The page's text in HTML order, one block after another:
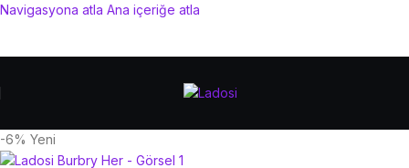
Navigasyona atla Ana içeriğe atla
-6% Yeni